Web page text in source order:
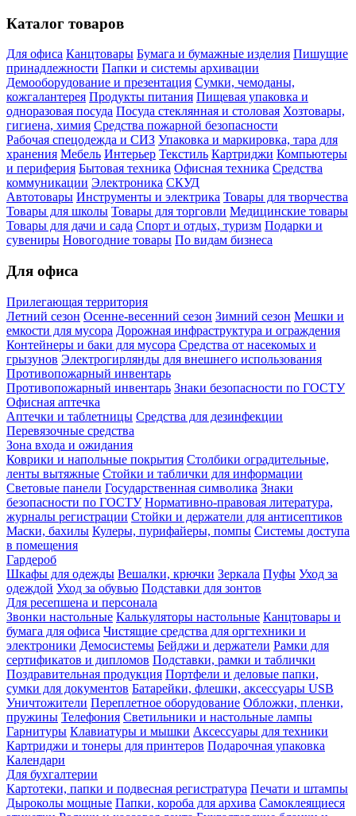
Каталог товаров
Для офиса Канцтовары Бумага и бумажные изделия Пишущие
принадлежности Папки и системы архивации
Демооборудование и презентация Сумки, чемоданы,
кожгалантерея Продукты питания Пищевая упаковка и
одноразовая посуда Посуда стеклянная и столовая Хозтовары,
гигиена, химия Средства пожарной безопасности
Рабочая спецодежда и СИЗ Упаковка и маркировка, тара для
хранения Мебель Интерьер Текстиль Картриджи Компьютеры
и периферия Бытовая техника Офисная техника Средства
коммуникации Электроника СКУД
Автотовары Инструменты и электрика Товары для творчества
Товары для школы Товары для торговли Медицинские товары
Товары для дачи и сада Спорт и отдых, туризм Подарки и
сувениры Новогодние товары По видам бизнеса
Для офиса
Прилегающая территория
Летний сезон Осенне-весенний сезон Зимний сезон Мешки и
емкости для мусора Дорожная инфраструктура и ограждения
Контейнеры и баки для мусора Средства от насекомых и
грызунов Электрогирлянды для внешнего использования
Противопожарный инвентарь
Противопожарный инвентарь Знаки безопасности по ГОСТУ
Офисная аптечка
Аптечки и таблетницы Средства для дезинфекции
Перевязочные средства
Зона входа и ожидания
Коврики и напольные покрытия Столбики оградительные,
ленты вытяжные Стойки и таблички для информации
Световые панели Государственная символика Знаки
безопасности по ГОСТУ Нормативно-правовая литература,
журналы регистрации Стойки и держатели для антисептиков
Маски, бахилы Кулеры, пурифайеры, помпы Системы доступа
в помещения
Гардероб
Шкафы для одежды Вешалки, крючки Зеркала Пуфы Уход за
одеждой Уход за обувью Подставки для зонтов
Для ресепшена и персонала
Звонки настольные Калькуляторы настольные Канцтовары и
бумага для офиса Чистящие средства для оргтехники и
электроники Демосистемы Бейджи и держатели Рамки для
сертификатов и дипломов Подставки, рамки и таблички
Поздравительная продукция Портфели и деловые папки,
сумки для документов Батарейки, флешки, аксессуары USB
Уничтожители Переплетное оборудование Обложки, пленки,
пружины Телефония Светильники и настольные лампы
Гарнитуры Клавиатуры и мышки Аксессуары для техники
Картриджи и тонеры для принтеров Подарочная упаковка
Календари
Для бухгалтерии
Картотеки, папки и подвесная регистратура Печати и штампы
Дыроколы мощные Папки, короба для архива Самоклеящиеся